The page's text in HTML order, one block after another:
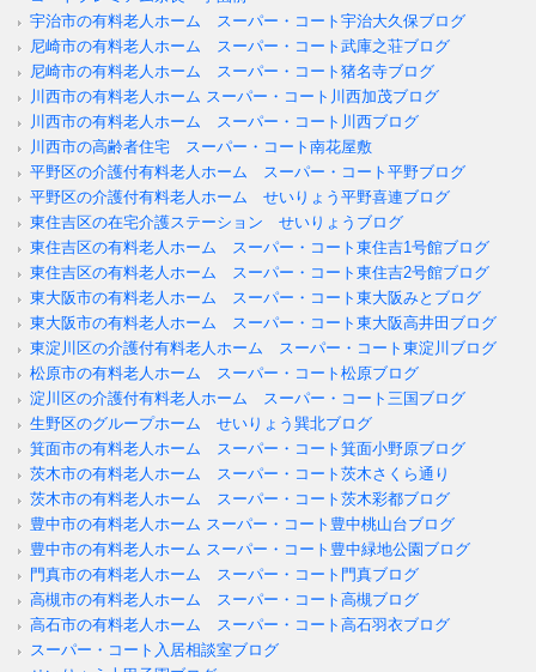
宇治市の有料老人ホーム スーパー・コート宇治大久保ブログ
尼崎市の有料老人ホーム スーパー・コート武庫之荘ブログ
尼崎市の有料老人ホーム スーパー・コート猪名寺ブログ
川西市の有料老人ホーム スーパー・コート川西加茂ブログ
川西市の有料老人ホーム スーパー・コート川西ブログ
川西市の高齢者住宅 スーパー・コート南花屋敷
平野区の介護付有料老人ホーム スーパー・コート平野ブログ
平野区の介護付有料老人ホーム せいりょう平野喜連ブログ
東住吉区の在宅介護ステーション せいりょうブログ
東住吉区の有料老人ホーム スーパー・コート東住吉1号館ブログ
東住吉区の有料老人ホーム スーパー・コート東住吉2号館ブログ
東大阪市の有料老人ホーム スーパー・コート東大阪みとブログ
東大阪市の有料老人ホーム スーパー・コート東大阪高井田ブログ
東淀川区の介護付有料老人ホーム スーパー・コート東淀川ブログ
松原市の有料老人ホーム スーパー・コート松原ブログ
淀川区の介護付有料老人ホーム スーパー・コート三国ブログ
生野区のグループホーム せいりょう巽北ブログ
箕面市の有料老人ホーム スーパー・コート箕面小野原ブログ
茨木市の有料老人ホーム スーパー・コート茨木さくら通り
茨木市の有料老人ホーム スーパー・コート茨木彩都ブログ
豊中市の有料老人ホーム スーパー・コート豊中桃山台ブログ
豊中市の有料老人ホーム スーパー・コート豊中緑地公園ブログ
門真市の有料老人ホーム スーパー・コート門真ブログ
高槻市の有料老人ホーム スーパー・コート高槻ブログ
高石市の有料老人ホーム スーパー・コート高石羽衣ブログ
スーパー・コート入居相談室ブログ